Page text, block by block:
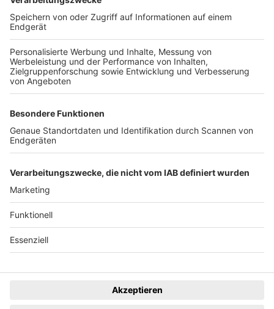
BZ-Card schnapp.de Kontakt
Mediadaten Datenschutz Cookie-Einstellungen Impressum
+49 761 496 8888
Tickethotline Mo–Fr: 9–12 Uhr
System